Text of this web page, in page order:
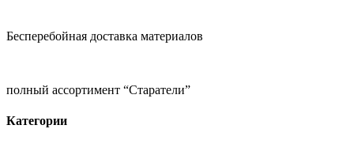
Бесперебойная доставка материалов
полный ассортимент “Старатели”
Категории